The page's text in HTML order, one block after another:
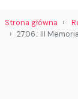
Strona główna
27.06.: III